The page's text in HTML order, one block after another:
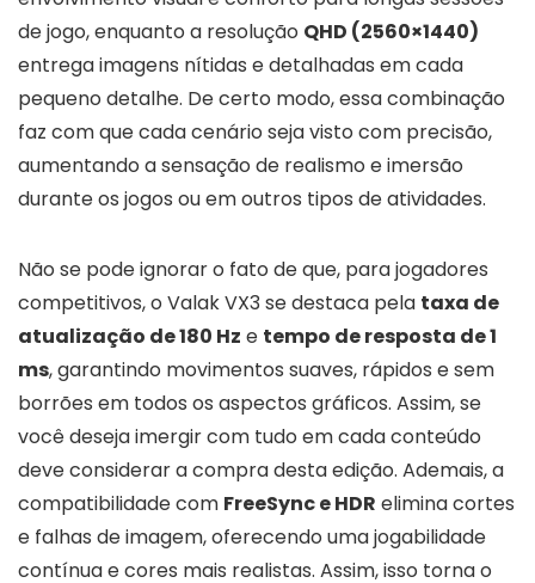
de jogo, enquanto a resolução QHD (2560×1440)
entrega imagens nítidas e detalhadas em cada
pequeno detalhe. De certo modo, essa combinação
faz com que cada cenário seja visto com precisão,
aumentando a sensação de realismo e imersão
durante os jogos ou em outros tipos de atividades.
Não se pode ignorar o fato de que, para jogadores
competitivos, o Valak VX3 se destaca pela taxa de
atualização de 180 Hz e tempo de resposta de 1
ms, garantindo movimentos suaves, rápidos e sem
borrões em todos os aspectos gráficos. Assim, se
você deseja imergir com tudo em cada conteúdo
deve considerar a compra desta edição. Ademais, a
compatibilidade com FreeSync e HDR elimina cortes
e falhas de imagem, oferecendo uma jogabilidade
contínua e cores mais realistas. Assim, isso torna o